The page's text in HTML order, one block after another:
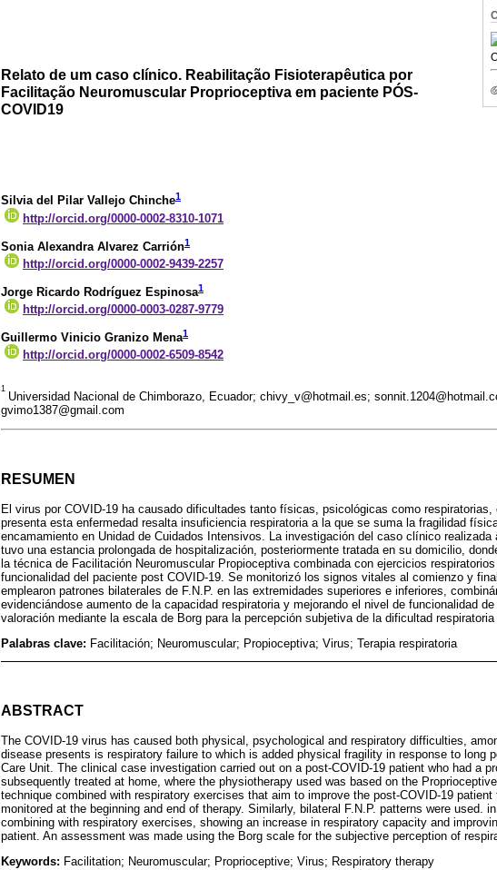
Relato de um caso clínico. Reabilitação Fisioterapêutica por
Facilitação Neuromuscular Proprioceptiva em paciente PÓS-
COVID19
Silvia del Pilar Vallejo Chinche1
http://orcid.org/0000-0002-8310-1071
Sonia Alexandra Alvarez Carrión1
http://orcid.org/0000-0002-9439-2257
Jorge Ricardo Rodríguez Espinosa1
http://orcid.org/0000-0003-0287-9779
Guillermo Vinicio Granizo Mena1
http://orcid.org/0000-0002-6509-8542
1
Universidad Nacional de Chimborazo, Ecuador; chivy_v@hotmail.es;
gvimo1387@gmail.com
RESUMEN
El virus por COVID-19 ha causado dificultades tanto físicas, psicológicas como
presenta esta enfermedad resalta insuficiencia respiratoria a la que se suma la fragilidad
encamamiento en Unidad de Cuidados Intensivos. La investigación del caso clínico
tuvo una estancia prolongada de hospitalización, posteriormente tratada en su domicilio,
la técnica de Facilitación Neuromuscular Propioceptiva combinada con ejercicios
funcionalidad del paciente post COVID-19. Se monitorizó los signos vitales al comienzo y
emplearon patrones bilaterales de F.N.P. en las extremidades superiores e inferiores,
evidenciándose aumento de la capacidad respiratoria y mejorando el nivel de funcionalidad
valoración mediante la escala de Borg para la percepción subjetiva de la dificultad
Palabras clave: Facilitación; Neuromuscular; Propioceptiva; Virus; Terapia respiratoria
ABSTRACT
The COVID-19 virus has caused both physical, psychological and respiratory difficulties,
disease presents is respiratory failure to which is added physical fragility in response to long
Care Unit. The clinical case investigation carried out on a post-COVID-19 patient who had a
subsequently treated at home, where the physiotherapy used was based on the
technique combined with respiratory exercises that aim to improve the post-COVID-19
monitored at the beginning and end of therapy. Similarly, bilateral F.N.P. patterns were used.
combining with respiratory exercises, showing an increase in respiratory capacity and
patient. An assessment was made using the Borg scale for the subjective perception of
Keywords: Facilitation; Neuromuscular; Proprioceptive; Virus; Respiratory therapy